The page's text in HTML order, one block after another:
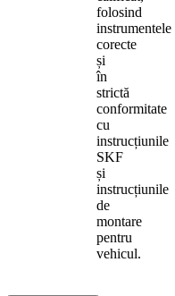
folosind
instrumentele
corecte
și
în
strictă
conformitate
cu
instrucțiunile
SKF
și
instrucțiunile
de
montare
pentru
vehicul.